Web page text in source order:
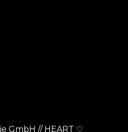
GmbH // HEART ♡